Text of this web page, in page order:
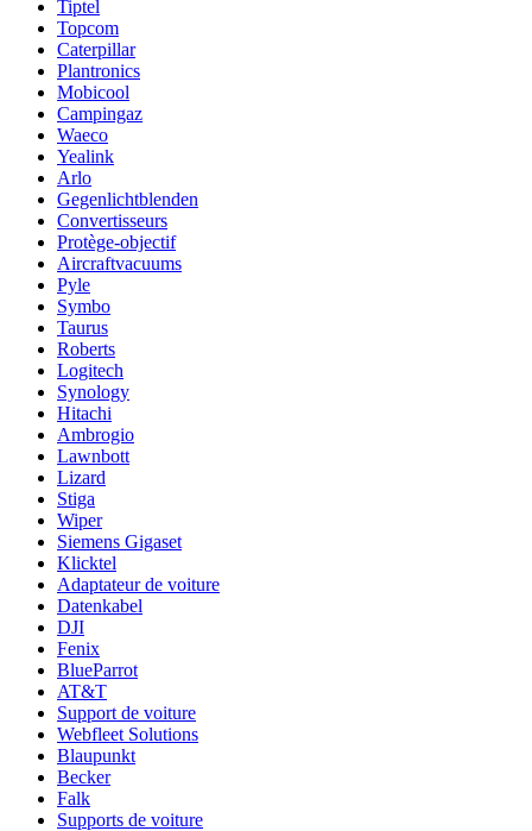
Tiptel
Topcom
Caterpillar
Plantronics
Mobicool
Campingaz
Waeco
Yealink
Arlo
Gegenlichtblenden
Convertisseurs
Protège-objectif
Aircraftvacuums
Pyle
Symbo
Taurus
Roberts
Logitech
Synology
Hitachi
Ambrogio
Lawnbott
Lizard
Stiga
Wiper
Siemens Gigaset
Klicktel
Adaptateur de voiture
Datenkabel
DJI
Fenix
BlueParrot
AT&T
Support de voiture
Webfleet Solutions
Blaupunkt
Becker
Falk
Supports de voiture